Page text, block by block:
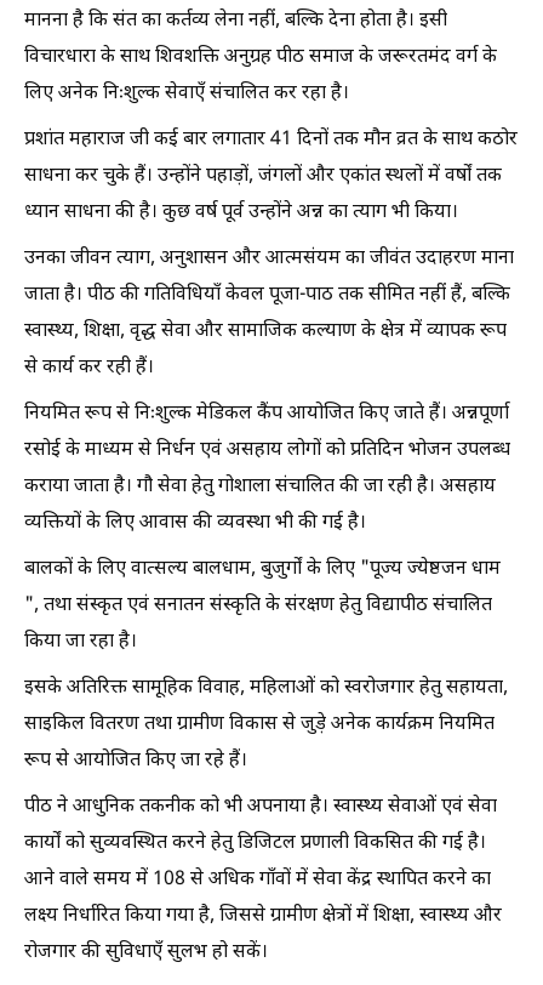
मानना है कि संत का कर्तव्य लेना नहीं, बल्कि देना होता है। इसी
विचारधारा के साथ शिवशक्ति अनुग्रह पीठ समाज के जरूरतमंद वर्ग के
लिए अनेक निःशुल्क सेवाएँ संचालित कर रहा है।
प्रशांत महाराज जी कई बार लगातार 41 दिनों तक मौन व्रत के साथ कठोर
साधना कर चुके हैं। उन्होंने पहाड़ों, जंगलों और एकांत स्थलों में वर्षों तक
ध्यान साधना की है। कुछ वर्ष पूर्व उन्होंने अन्न का त्याग भी किया।
उनका जीवन त्याग, अनुशासन और आत्मसंयम का जीवंत उदाहरण माना
जाता है। पीठ की गतिविधियाँ केवल पूजा-पाठ तक सीमित नहीं हैं, बल्कि
स्वास्थ्य, शिक्षा, वृद्ध सेवा और सामाजिक कल्याण के क्षेत्र में व्यापक रूप
से कार्य कर रही हैं।
नियमित रूप से निःशुल्क मेडिकल कैंप आयोजित किए जाते हैं। अन्नपूर्णा
रसोई के माध्यम से निर्धन एवं असहाय लोगों को प्रतिदिन भोजन उपलब्ध
कराया जाता है। गौ सेवा हेतु गोशाला संचालित की जा रही है। असहाय
व्यक्तियों के लिए आवास की व्यवस्था भी की गई है।
बालकों के लिए वात्सल्य बालधाम, बुजुर्गों के लिए "पूज्य ज्येष्ठजन धाम
", तथा संस्कृत एवं सनातन संस्कृति के संरक्षण हेतु विद्यापीठ संचालित
किया जा रहा है।
इसके अतिरिक्त सामूहिक विवाह, महिलाओं को स्वरोजगार हेतु सहायता,
साइकिल वितरण तथा ग्रामीण विकास से जुड़े अनेक कार्यक्रम नियमित
रूप से आयोजित किए जा रहे हैं।
पीठ ने आधुनिक तकनीक को भी अपनाया है। स्वास्थ्य सेवाओं एवं सेवा
कार्यों को सुव्यवस्थित करने हेतु डिजिटल प्रणाली विकसित की गई है।
आने वाले समय में 108 से अधिक गाँवों में सेवा केंद्र स्थापित करने का
लक्ष्य निर्धारित किया गया है, जिससे ग्रामीण क्षेत्रों में शिक्षा, स्वास्थ्य और
रोजगार की सुविधाएँ सुलभ हो सकें।